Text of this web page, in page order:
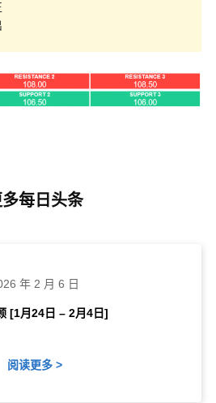
多每日头条
[1月24日 – 2月4日]
年 2 月 6 日
阅读更多 >